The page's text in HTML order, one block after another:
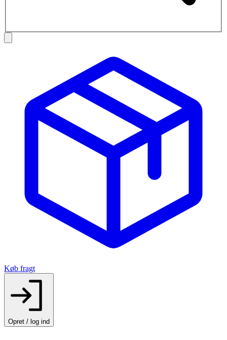
Køb fragt
Opret / log ind